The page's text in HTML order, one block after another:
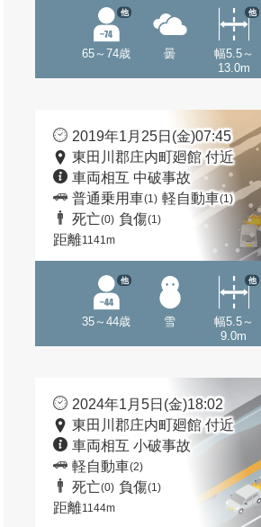
65～74歳
他
曇
幅5.5～
13.0m
他
2019年1月25日(金)07:45
東田川郡庄内町廻館 付近
車両相互 中破事故
普通乗用車(1) 軽自動車(1)
死亡(0) 負傷(1)
距離1141m
35～44歳
他
雪
幅5.5～
9.0m
他
2024年1月5日(金)18:02
東田川郡庄内町廻館 付近
車両相互 小破事故
軽自動車(2)
死亡(0) 負傷(1)
距離1144m